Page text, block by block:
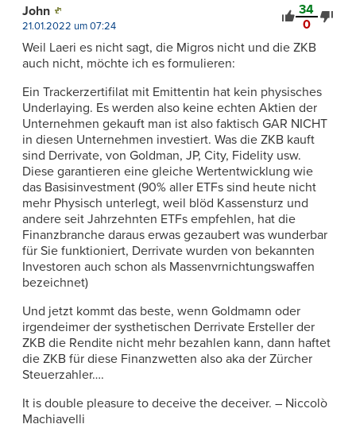
34
0
John
21.01.2022 um 07:24
Weil Laeri es nicht sagt, die Migros nicht und die ZKB
auch nicht, möchte ich es formulieren:
Ein Trackerzertifilat mit Emittentin hat kein physisches
Underlaying. Es werden also keine echten Aktien der
Unternehmen gekauft man ist also faktisch GAR NICHT
in diesen Unternehmen investiert. Was die ZKB kauft
sind Derrivate, von Goldman, JP, City, Fidelity usw.
Diese garantieren eine gleiche Wertentwicklung wie
das Basisinvestment (90% aller ETFs sind heute nicht
mehr Physisch unterlegt, weil blöd Kassensturz und
andere seit Jahrzehnten ETFs empfehlen, hat die
Finanzbranche daraus erwas gezaubert was wunderbar
für Sie funktioniert, Derrivate wurden von bekannten
Investoren auch schon als Massenvrnichtungswaffen
bezeichnet)
Und jetzt kommt das beste, wenn Goldmamn oder
irgendeimer der systhetischen Derrivate Ersteller der
ZKB die Rendite nicht mehr bezahlen kann, dann haftet
die ZKB für diese Finanzwetten also aka der Zürcher
Steuerzahler….
It is double pleasure to deceive the deceiver. – Niccolò
Machiavelli